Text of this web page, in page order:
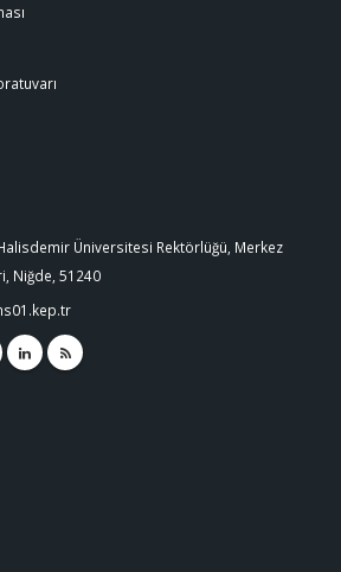
Üniversitesi Rektörlüğü, Merkez
Niğde, 51240